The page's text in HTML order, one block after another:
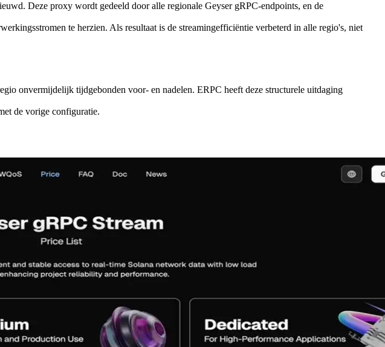
Deze proxy wordt gedeeld door alle regionale Geyser gRPC-endpoints, en de
te herzien. Als resultaat is de streamingefficiëntie verbeterd in alle regio's, niet
onvermijdelijk tijdgebonden voor- en nadelen. ERPC heeft deze structurele uitdaging
de vorige configuratie.